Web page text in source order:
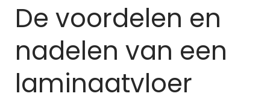
De voordelen en
nadelen van een
laminaatvloer